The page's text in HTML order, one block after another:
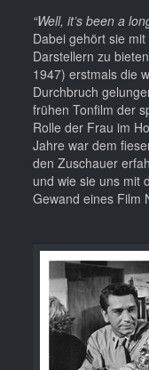
“Well, it’s been a
Dabei gehört sie
Darstellern zu
1947) erstmals die
Durchbruch
frühen Tonfilm der
Rolle der Frau im
Jahre war dem
den Zuschauer
und wie sie uns mit
Gewand eines Film